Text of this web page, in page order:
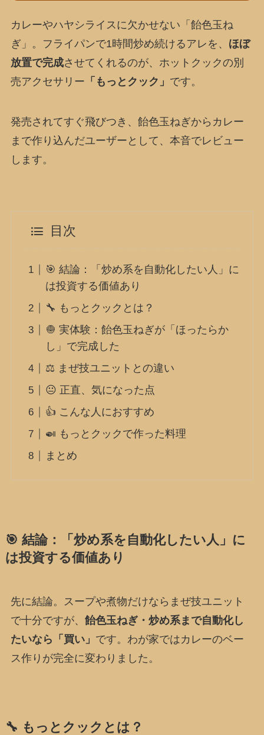
カレーやハヤシライスに欠かせない「飴色玉ね
ぎ」。フライパンで1時間炒め続けるアレを、 ほぼ
放置で完成させてくれるのが、ホットクックの別
売アクセサリー 「もっとクック」 です。
発売されてすぐ飛びつき、飴色玉ねぎからカレー
まで作り込んだユーザーとして、本音でレビュー
します。
目次
🎯 結論：「炒め系を自動化したい人」に
は投資する価値あり
🔧 もっとクックとは？
🧅 実体験：飴色玉ねぎが「ほったらか
し」で完成した
⚖️ まぜ技ユニットとの違い
😐 正直、気になった点
👍 こんな人におすすめ
🍛 もっとクックで作った料理
まとめ
🎯 結論：「炒め系を自動化したい人」に
は投資する価値あり
先に結論。スープや煮物だけならまぜ技ユニット
で十分ですが、 飴色玉ねぎ・炒め系まで自動化し
たいなら「買い」 です。わが家ではカレーのベー
ス作りが完全に変わりました。
🔧 もっとクックとは？